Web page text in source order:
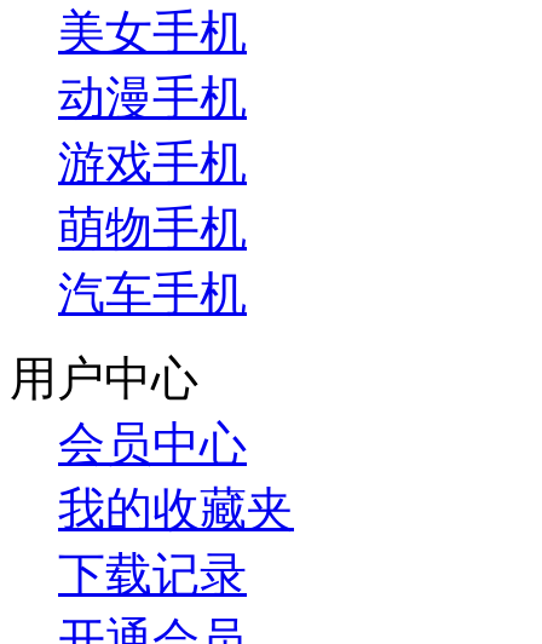
美女手机
动漫手机
游戏手机
萌物手机
汽车手机
用户中心
会员中心
我的收藏夹
下载记录